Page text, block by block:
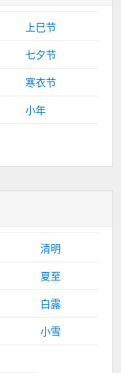
上巳节
七夕节
寒衣节
小年
清明
夏至
白露
小雪